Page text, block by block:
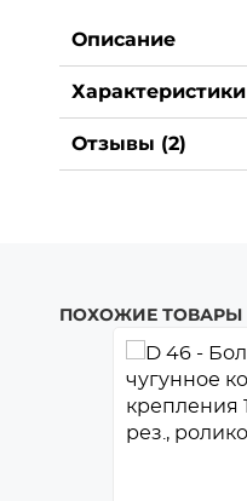
Описание
Характеристики
Отзывы (2)
ПОХОЖИЕ ТОВАРЫ